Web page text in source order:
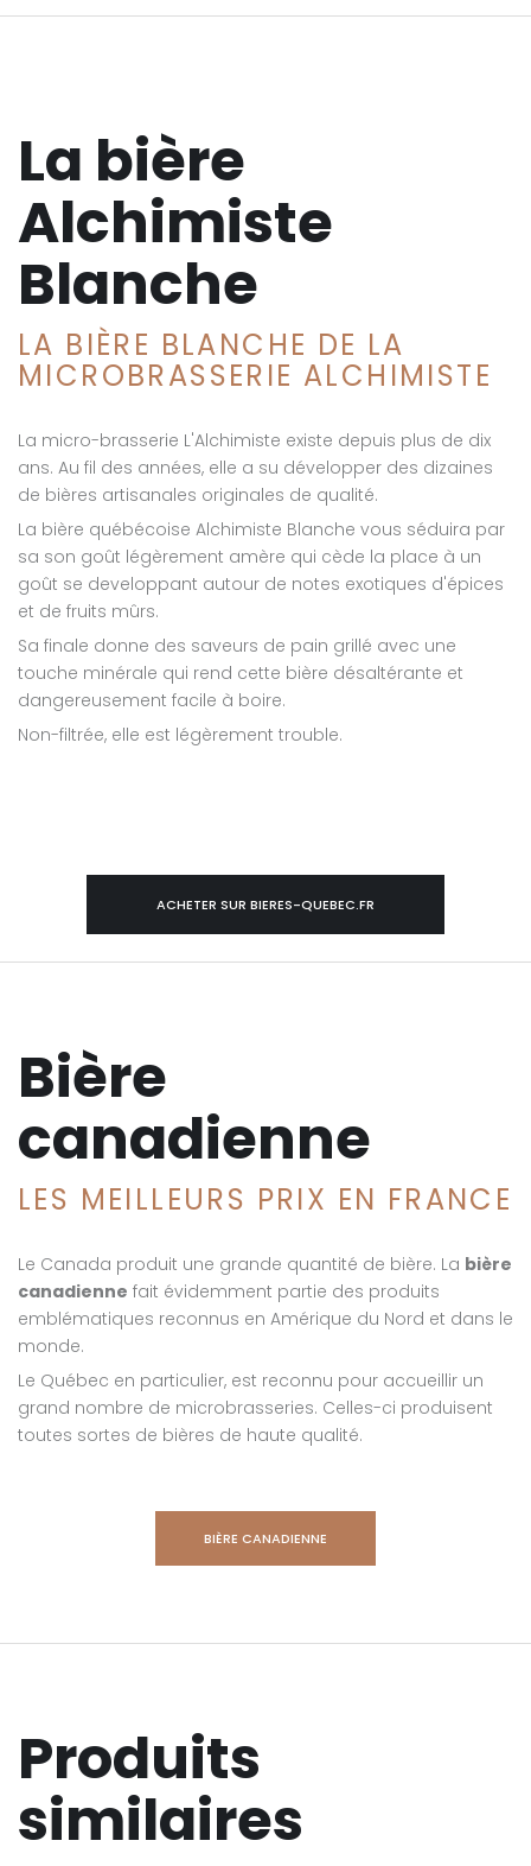
La bière
Alchimiste
Blanche
LA BIÈRE BLANCHE DE LA
MICROBRASSERIE ALCHIMISTE
La micro-brasserie L'Alchimiste existe depuis plus de dix
ans. Au fil des années, elle a su développer des dizaines
de bières artisanales originales de qualité.
La bière québécoise Alchimiste Blanche vous séduira par
sa son goût légèrement amère qui cède la place à un
goût se developpant autour de notes exotiques d'épices
et de fruits mûrs.
Sa finale donne des saveurs de pain grillé avec une
touche minérale qui rend cette bière désaltérante et
dangereusement facile à boire.
Non-filtrée, elle est légèrement trouble.
ACHETER SUR BIERES-QUEBEC.FR
Bière
canadienne
LES MEILLEURS PRIX EN FRANCE
Le Canada produit une grande quantité de bière. La bière
canadienne fait évidemment partie des produits
emblématiques reconnus en Amérique du Nord et dans le
monde.
Le Québec en particulier, est reconnu pour accueillir un
grand nombre de microbrasseries. Celles-ci produisent
toutes sortes de bières de haute qualité.
BIÈRE CANADIENNE
Produits
similaires